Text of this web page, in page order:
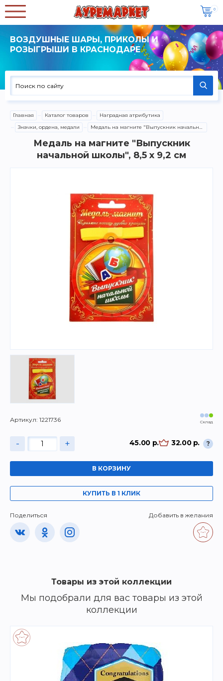
0
ВОЗДУШНЫЕ ШАРЫ, ПРИКОЛЫ И
РОЗЫГРЫШИ В КРАСНОДАРЕ
Главная Каталог товаров
Наградная атрибутика
Значки, ордена, медали
Медаль на магните "Выпускник начальной школы", 8,5 х 9,2 см
Медаль на магните "Выпускник
начальной школы", 8,5 х 9,2 см
Артикул: 1221736 Склад
- + 45.00 р. 32.00 р. ?
В КОРЗИНУ
КУПИТЬ В 1 КЛИК
Поделиться Добавить в желания
Товары из этой коллекции
Мы подобрали для вас товары из этой
коллекции